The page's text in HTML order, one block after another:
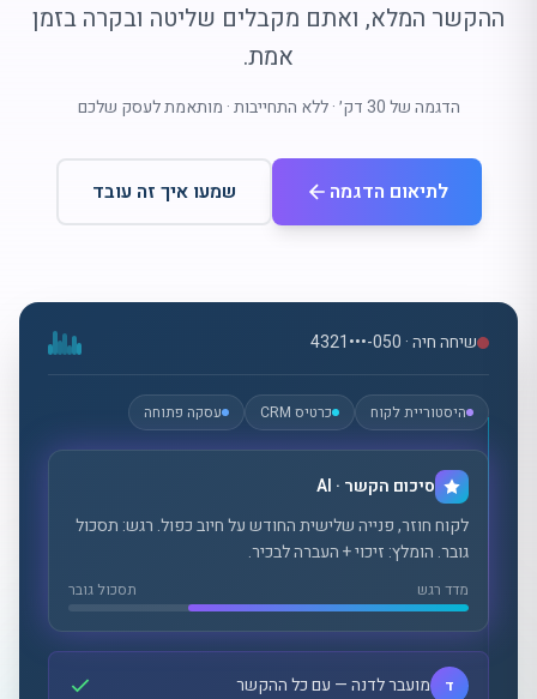
ההקשר המלא, ואתם מקבלים שליטה ובקרה בזמן
אמת.
הדגמה של 30 דק׳ · ללא התחייבות · מותאמת לעסק שלכם
לתיאום הדגמה שמעו איך זה עובד
שיחה חיה · 050-•••4321
היסטוריית לקוח כרטיס CRM עסקה פתוחה
סיכום הקשר · AI
לקוח חוזר, פנייה שלישית החודש על חיוב כפול. רגש: תסכול
גובר. הומלץ: זיכוי + העברה לבכיר.
מדד רגש תסכול גובר
ד מועבר לדנה — עם כל ההקשר